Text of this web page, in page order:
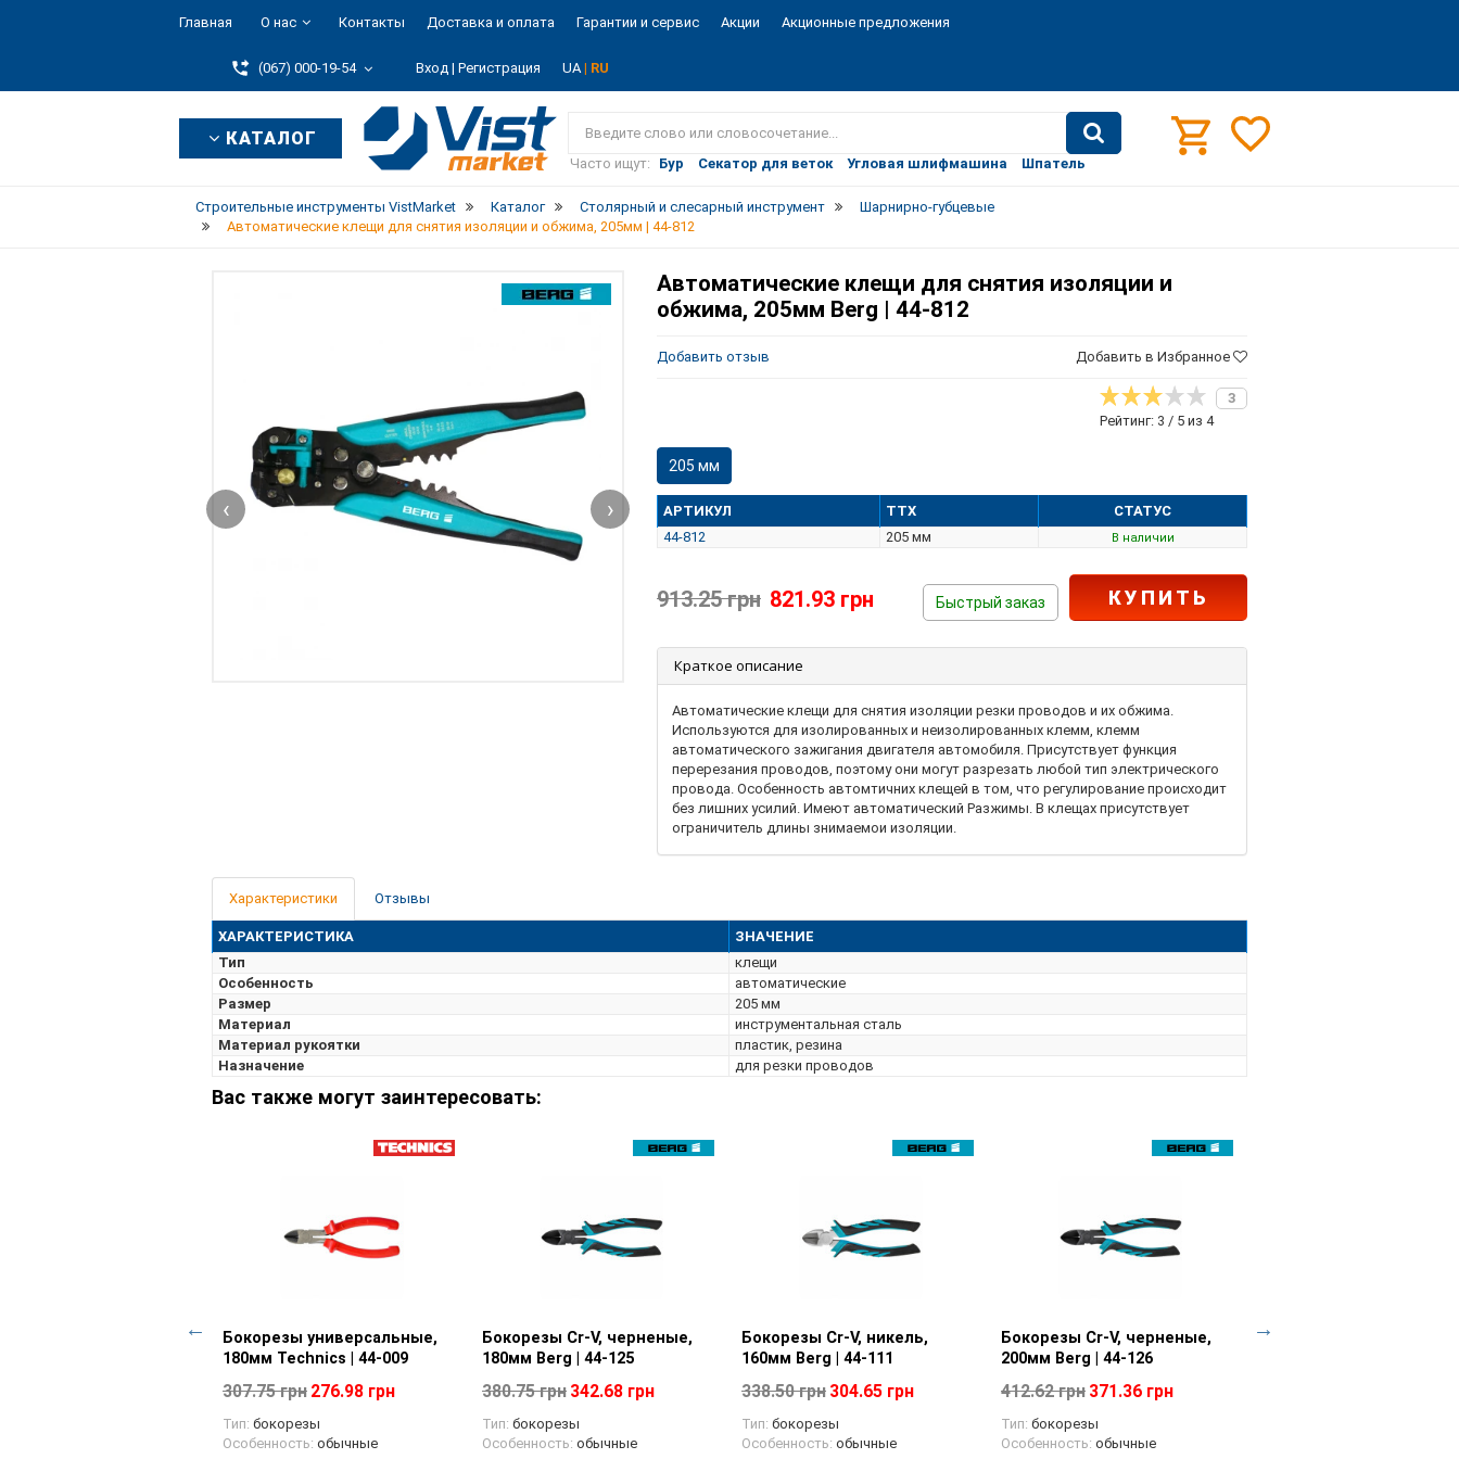
Главная О нас Контакты Доставка и оплата Гарантии и сервис Акции Акционные предложения
(067) 000-19-54 Вход | Регистрация UA| RU
КАТАЛОГ
market
Часто ищут: Бур Секатор для веток Угловая шлифмашина Шпатель
Строительные инструменты VistMarket Каталог Столярный и слесарный инструмент
Шарнирно-губцевые
Автоматические клещи для снятия изоляции и обжима, 205мм | 44-812
‹ ›
Автоматические клещи для снятия изоляции и
обжима, 205мм Berg | 44-812
Добавить отзыв Добавить в Избранное
3
Рейтинг: 3 / 5 из 4
205 мм
АРТИКУЛ ТТХ
СТАТУС
44-812
205 мм В наличии
913.25 грн 821.93 грн Быстрый заказ КУПИТЬ
Краткое описание
Автоматические клещи для снятия изоляции резки проводов и их обжима.
Используются для изолированных и неизолированных клемм, клемм
автоматического зажигания двигателя автомобиля. Присутствует функция
перерезания проводов, поэтому они могут разрезать любой тип электрического
провода. Особенность автомтичних клещей в том, что регулирование происходит
без лишних усилий. Имеют автоматический Разжимы. В клещах присутствует
ограничитель длины знимаемои изоляции.
Характеристики Отзывы
ХАРАКТЕРИСТИКА
ЗНАЧЕНИЕ
Тип
клещи
Особенность
автоматические
Размер
205 мм
Материал
инструментальная сталь
Материал рукоятки
пластик, резина
Назначение
для резки проводов
Вас также могут заинтересовать:
Просмотр товара
Бокорезы универсальные,
180мм Technics | 44-009
307.75 грн 276.98 грн
Тип: бокорезы
Особенность: обычные
Просмотр товара
Бокорезы Cr-V, черненые,
180мм Berg | 44-125
380.75 грн 342.68 грн
Тип: бокорезы
Особенность: обычные
Просмотр товара
Бокорезы Cr-V, никель,
160мм Berg | 44-111
338.50 грн 304.65 грн
Тип: бокорезы
Особенность: обычные
Просмотр товара
Бокорезы Cr-V, черненые,
200мм Berg | 44-126
412.62 грн 371.36 грн
Тип: бокорезы
Особенность: обычные
Круглогубцы "Master",